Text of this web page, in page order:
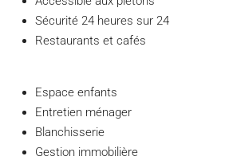
Sécurité 24 heures sur 24
Restaurants et cafés
Espace enfants
Entretien ménager
Blanchisserie
Gestion immobilière